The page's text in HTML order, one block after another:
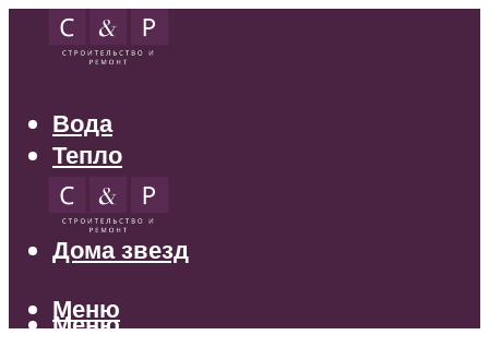
Вода
Тепло
Электрика
Свет
Дома звезд
Меню
Меню